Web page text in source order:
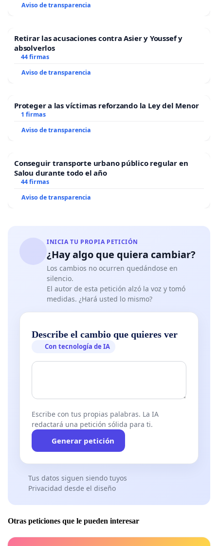
Aviso de transparencia
Retirar las acusaciones contra Asier y Youssef y
absolverlos
44 firmas
Aviso de transparencia
Proteger a las víctimas reforzando la Ley del Menor
1 firmas
Aviso de transparencia
Conseguir transporte urbano público regular en
Salou durante todo el año
44 firmas
Aviso de transparencia
INICIA TU PROPIA PETICIÓN
¿Hay algo que quiera cambiar?
Los cambios no ocurren quedándose en
silencio.
El autor de esta petición alzó la voz y tomó
medidas. ¿Hará usted lo mismo?
Describe el cambio que quieres ver
Con tecnología de IA
Escribe con tus propias palabras. La IA
redactará una petición sólida para ti.
Generar petición
Tus datos siguen siendo tuyos
Privacidad desde el diseño
Otras peticiones que le pueden interesar